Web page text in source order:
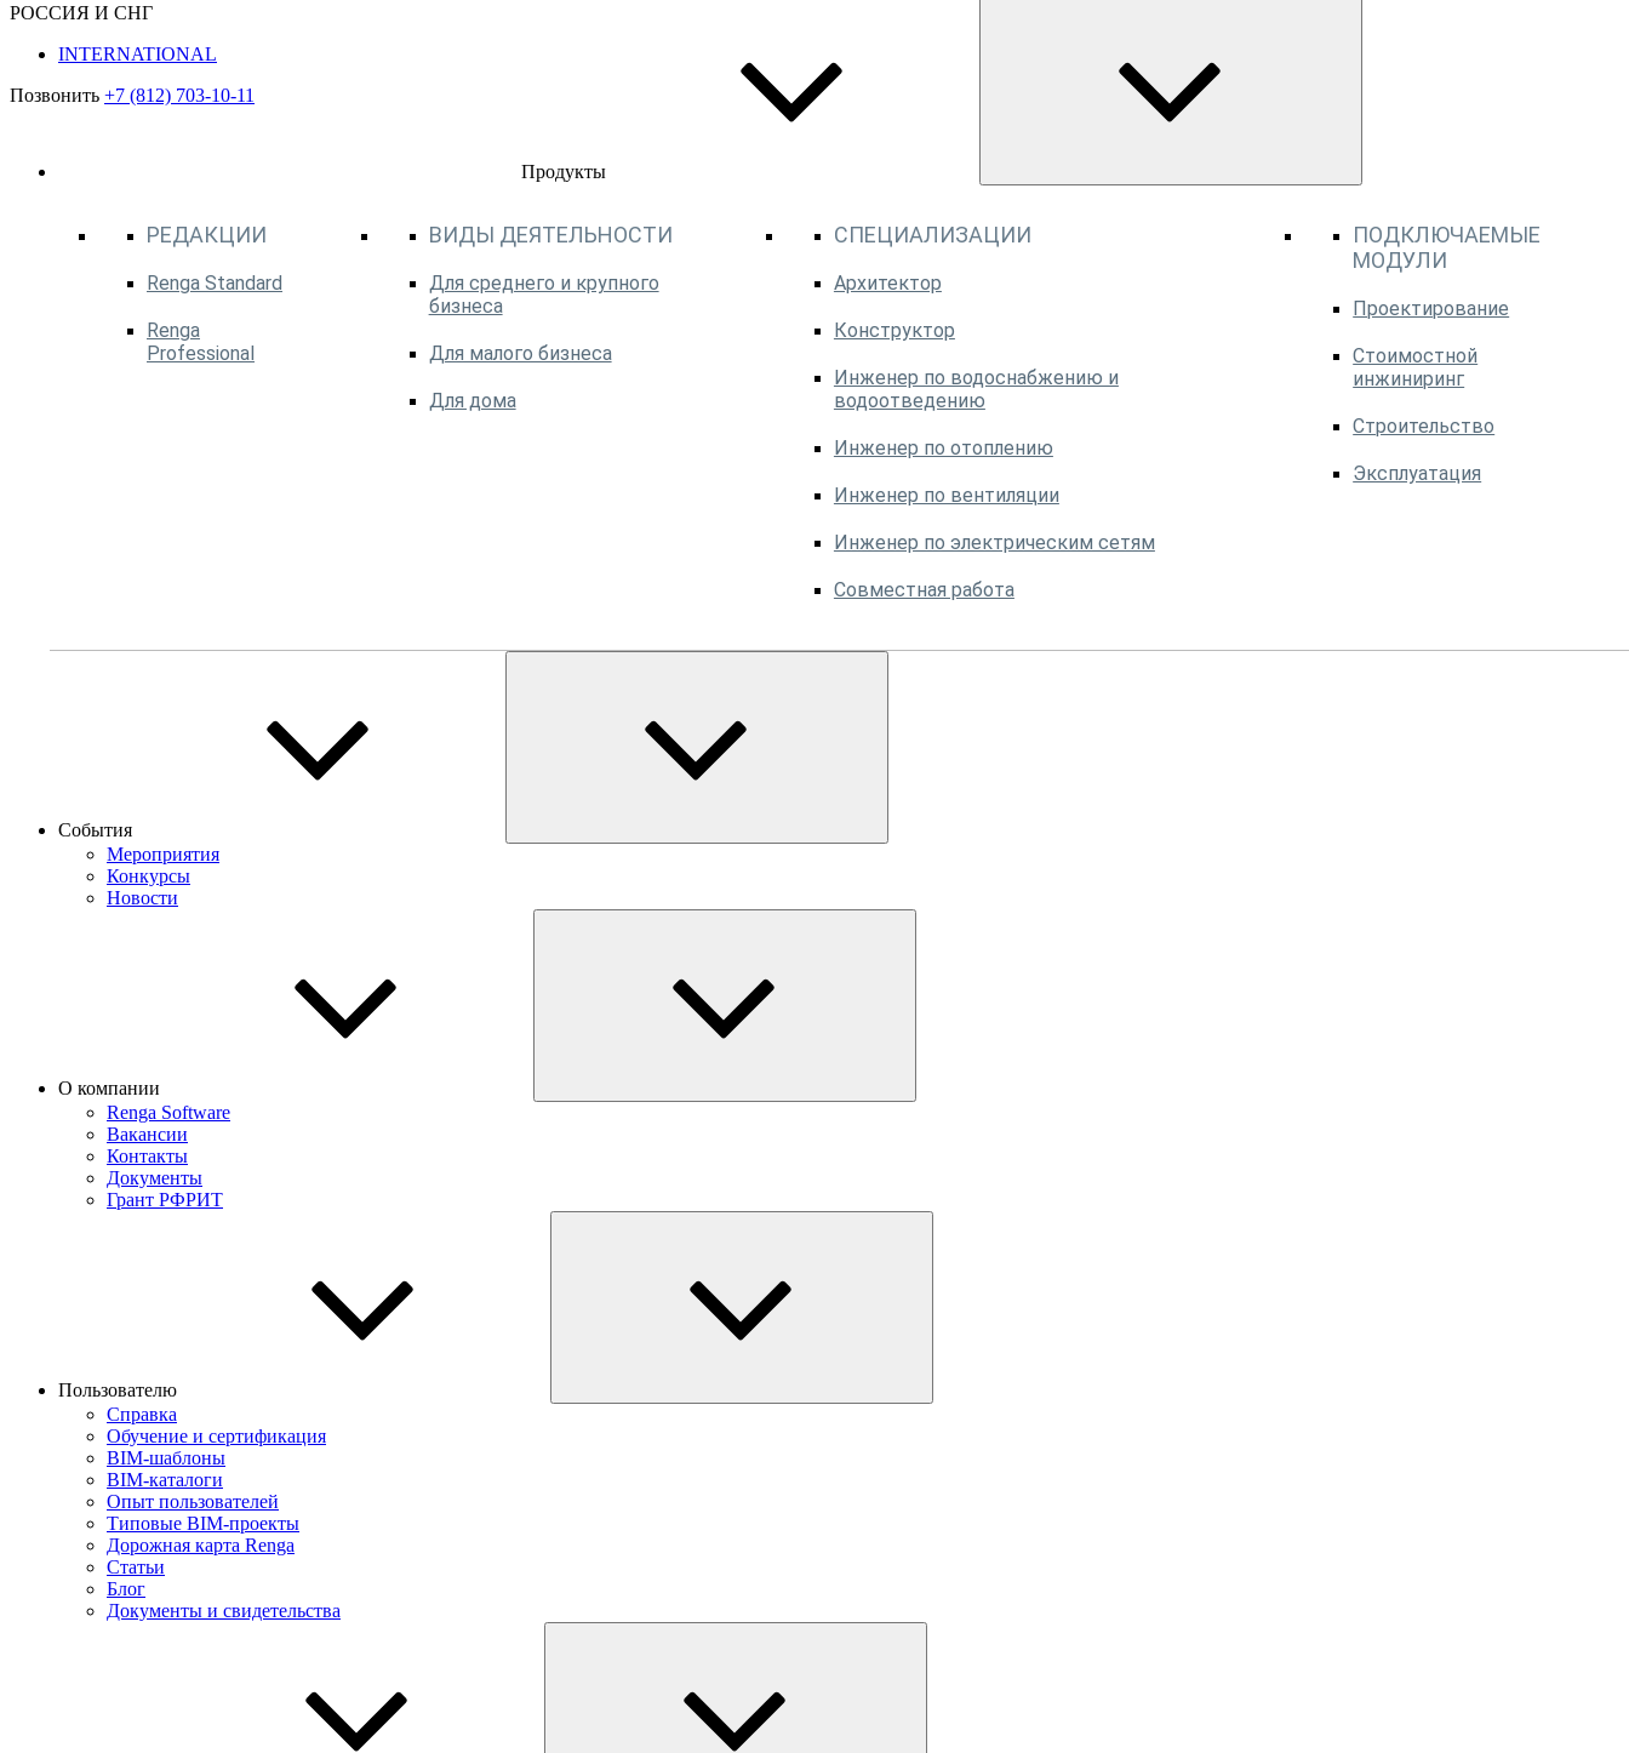
РОССИЯ И СНГ
INTERNATIONAL
Позвонить +7 (812) 703-10-11
Продукты
РЕДАКЦИИ
Renga Standard
Renga
Professional
ВИДЫ ДЕЯТЕЛЬНОСТИ
Для среднего и крупного
бизнеса
Для малого бизнеса
Для дома
СПЕЦИАЛИЗАЦИИ
Архитектор
Конструктор
Инженер по водоснабжению и
водоотведению
Инженер по отоплению
Инженер по вентиляции
Инженер по электрическим сетям
Совместная работа
ПОДКЛЮЧАЕМЫЕ
МОДУЛИ
Проектирование
Стоимостной
инжиниринг
Строительство
Эксплуатация
События
Мероприятия
Конкурсы
Новости
О компании
Renga Software
Вакансии
Контакты
Документы
Грант РФРИТ
Пользователю
Справка
Обучение и сертификация
BIM-шаблоны
BIM-каталоги
Опыт пользователей
Типовые BIM-проекты
Дорожная карта Renga
Статьи
Блог
Документы и свидетельства